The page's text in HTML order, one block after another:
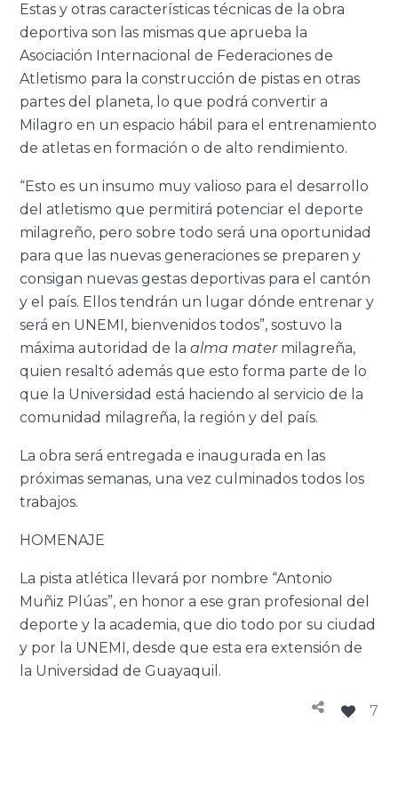
Estas y otras características técnicas de la obra
deportiva son las mismas que aprueba la
Asociación Internacional de Federaciones de
Atletismo para la construcción de pistas en otras
partes del planeta, lo que podrá convertir a
Milagro en un espacio hábil para el entrenamiento
de atletas en formación o de alto rendimiento.
“Esto es un insumo muy valioso para el desarrollo
del atletismo que permitirá potenciar el deporte
milagreño, pero sobre todo será una oportunidad
para que las nuevas generaciones se preparen y
consigan nuevas gestas deportivas para el cantón
y el país. Ellos tendrán un lugar dónde entrenar y
será en UNEMI, bienvenidos todos”, sostuvo la
máxima autoridad de laalma matermilagreña,
quien resaltó además que esto forma parte de lo
que la Universidad está haciendo al servicio de la
comunidad milagreña, la región y del país.
La obra será entregada e inaugurada en las
próximas semanas, una vez culminados todos los
trabajos.
HOMENAJE
La pista atlética llevará por nombre “Antonio
Muñiz Plúas”, en honor a ese gran profesional del
deporte y la academia, que dio todo por su ciudad
y por la UNEMI, desde que esta era extensión de
la Universidad de Guayaquil.
7